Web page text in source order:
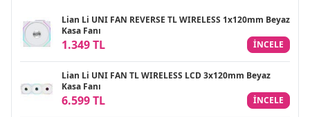
Lian Li UNI FAN REVERSE TL WIRELESS 1x120mm Beyaz
Kasa Fanı
1.349 TL INCELE
Lian Li UNI FAN TL WIRELESS LCD 3x120mm Beyaz
Kasa Fanı
6.599 TL INCELE